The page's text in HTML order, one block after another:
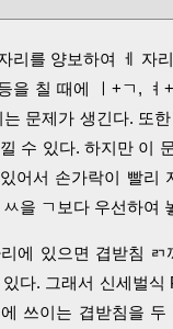
리를 양보하여 ㅔ 자
을 칠 때에 ㅣ+ㄱ, ㅕ
문제가 생긴다. 또
수 있다. 하지만 이
어서 손가락이 빨리
을 ㄱ보다 우선하여
에 있으면 겹받침 ㄺ
다. 그래서 신세벌식
쓰이는 겹받침을 두